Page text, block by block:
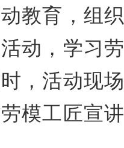
教育，组织
动，学习劳
，活动现场
模工匠宣讲